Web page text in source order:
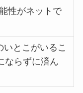
性がネットで
いとこがいるこ
ならずに済ん